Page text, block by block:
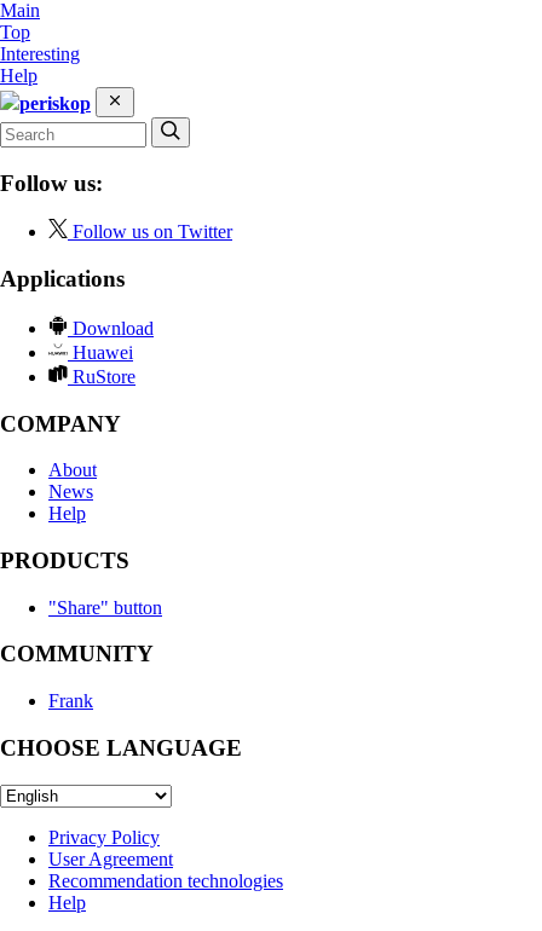
Main
Top
Interesting
Help
periskop
Follow us:
Follow us on Twitter
Applications
Download
Huawei
RuStore
COMPANY
About
News
Help
PRODUCTS
"Share" button
COMMUNITY
Frank
CHOOSE LANGUAGE
Privacy Policy
User Agreement
Recommendation technologies
Help